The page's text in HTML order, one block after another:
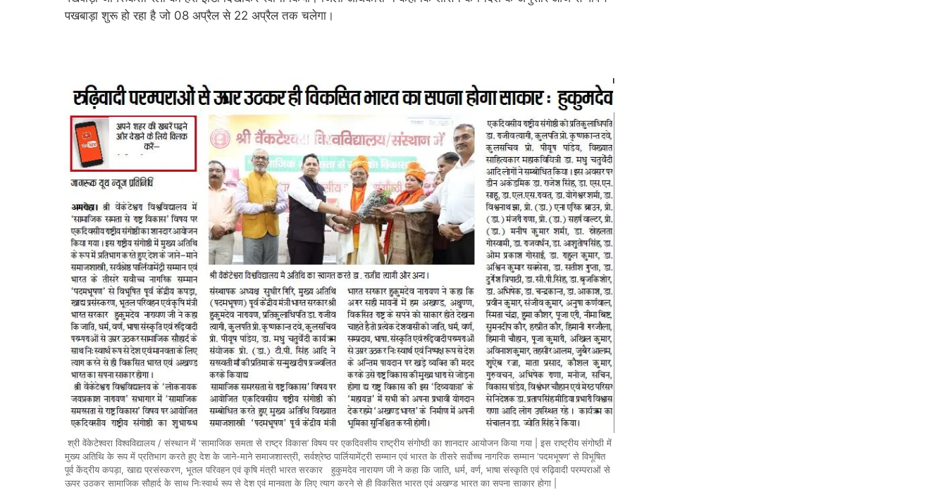
पखबाड़ा शुरू हो रहा है जो 08 अप्रैल से 22 अप्रैल तक चलेगा।
श्री वेंकेटेश्वरा विश्वविद्यालय / संस्थान में ‘सामाजिक समता से राष्ट्र विकास’ विषय पर एकदिवसीय राष्ट्रीय संगोष्ठी का शानदार आयोजन किया गया | इस राष्ट्रीय संगोष्ठी में
मुख्य अतिथि के रूप में प्रतिभाग करते हुए देश के जाने-माने समाजशास्त्री, सर्वश्रेष्ठ पार्लियामेंट्री सम्मान एवं भारत के तीसरे सर्वोच्च नागरिक सम्मान ‘पदमभूषण’ से विभूषित
पूर्व केंद्रीय कपड़ा, खाद्य प्रसंस्करण, भूतल परिवहन एवं कृषि मंत्री भारत सरकार हुकुमदेव नारायण जी ने कहा कि जाति, धर्म, वर्ण, भाषा संस्कृति एवं रुढ़िवादी परम्पराओं से
ऊपर उठकर सामाजिक सौहार्द के साथ निःस्वार्थ रूप से देश एवं मानवता के लिए त्याग करने से ही विकसित भारत एवं अखण्ड भारत का सपना साकार होगा |